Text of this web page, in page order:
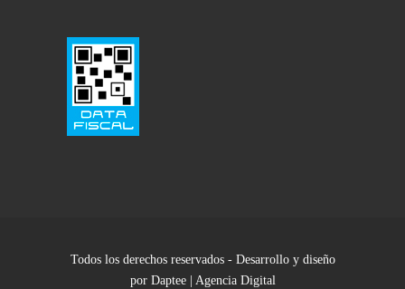
Todos los derechos reservados - Desarrollo y diseño
por Daptee | Agencia Digital